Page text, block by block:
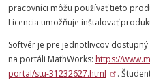
pracovníci môžu používať tieto
Licencia umožňuje inštalovať
Softvér je pre jednotlivcov
na portáli MathWorks: https://
portal/stu-31232627.html
.